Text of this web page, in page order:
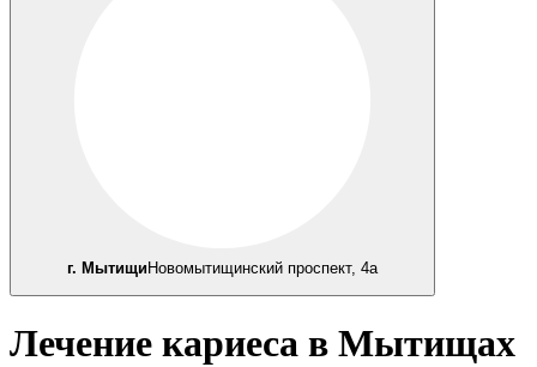
г. МытищиНовомытищинский проспект, 4а
Лечение кариеса в Мытищах